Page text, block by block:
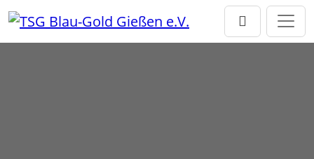
Direkt zur Hauptnavigation springen
Direkt zum Inhalt springen